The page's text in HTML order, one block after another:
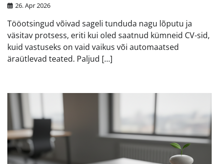
26. Apr 2026
Tööotsingud võivad sageli tunduda nagu lõputu ja
väsitav protsess, eriti kui oled saatnud kümneid CV-sid,
kuid vastuseks on vaid vaikus või automaatsed
äraütlevad teated. Paljud […]